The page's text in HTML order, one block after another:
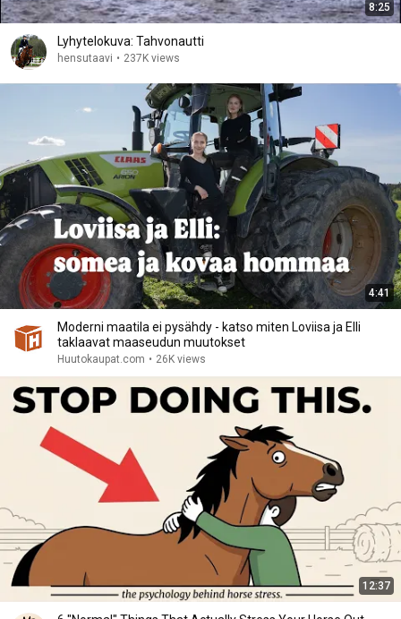
8:25
Lyhytelokuva: Tahvonautti
hensutaavi • 237K views
4:41
Moderni maatila ei pysähdy - katso miten Loviisa ja Elli
taklaavat maaseudun muutokset
Huutokaupat.com • 26K views
12:37